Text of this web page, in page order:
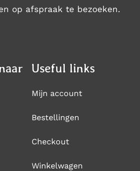
op afspraak te bezoeken.
Useful links
Mijn account
Bestellingen
Checkout
Winkelwagen